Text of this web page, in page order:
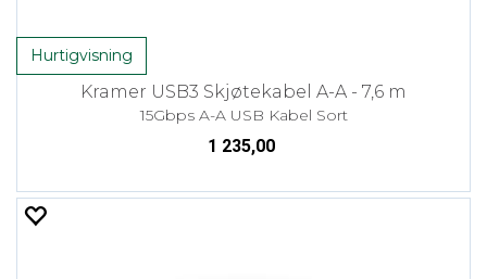
Hurtigvisning
Kramer USB3 Skjøtekabel A-A - 7,6 m
15Gbps A-A USB Kabel Sort
1 235,00